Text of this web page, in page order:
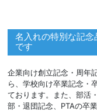
名入れの特別な記
です
企業向け創立記念・周年
ら、学校向け卒業記念・
ております。また、部活
部・退団記念、PTAの卒